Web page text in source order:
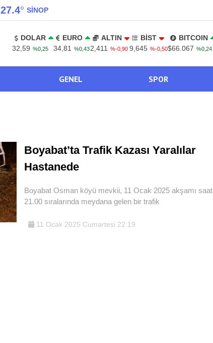
27.4° SINOP
DOLAR
32,59 %0,25
EURO
34,81
%0,43
ALTIN
2,411
%-0,90
BİST
9,645 %-0,50
BITCOIN
$66.067 %0,24
GENEL SPOR
Boyabat’ta Trafik Kazası Yaralılar
Hastanede
Boyabat Osman köyü mevkii, 11 Ocak 2025 akşamı saat
21.00 sıralarında meydana gelen bir trafik
11 Ocak 2025 Cumartesi 22:19